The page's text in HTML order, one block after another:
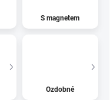
S magnetem
Ozdobné